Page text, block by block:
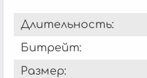
Длительность:
Битрейт:
Размер: